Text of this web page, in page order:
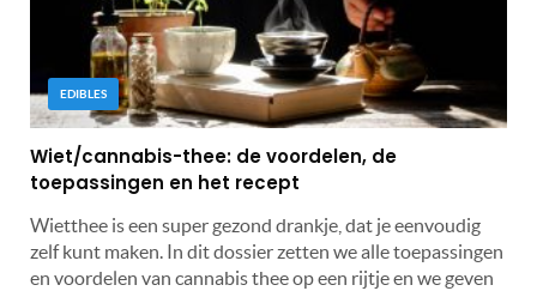
EDIBLES
Wiet/cannabis-thee: de voordelen, de
toepassingen en het recept
Wietthee is een super gezond drankje, dat je eenvoudig
zelf kunt maken. In dit dossier zetten we alle toepassingen
en voordelen van cannabis thee op een rijtje en we geven